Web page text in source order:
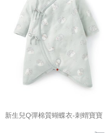
新生兒Q彈棉質蝴蝶衣-刺蝟寶寶